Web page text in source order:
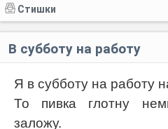
Стишки
В субботу на работу
Я в субботу на работу
То пивка глотну
заложу.